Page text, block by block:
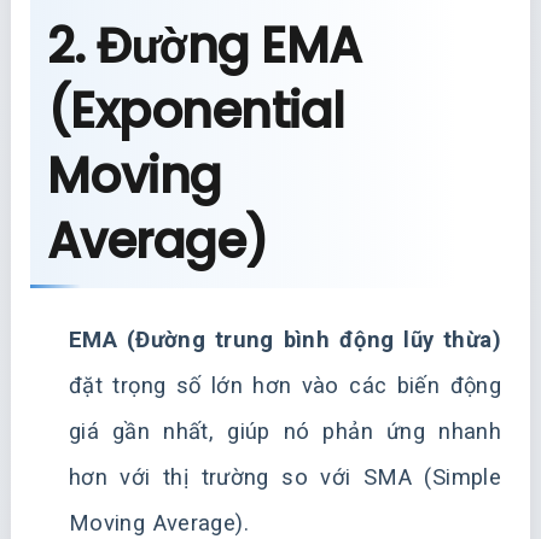
2. Đường EMA
(Exponential
Moving
Average)
EMA (Đường trung bình động lũy thừa)
đặt trọng số lớn hơn vào các biến động
giá gần nhất, giúp nó phản ứng nhanh
hơn với thị trường so với SMA (Simple
Moving Average).